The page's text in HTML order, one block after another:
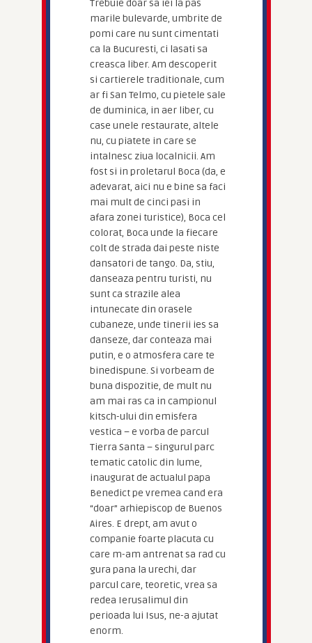
Trebuie doar sa iei la pas
marile bulevarde, umbrite de
pomi care nu sunt cimentati
ca la Bucuresti, ci lasati sa
creasca liber. Am descoperit
si cartierele traditionale, cum
ar fi San Telmo, cu pietele sale
de duminica, in aer liber, cu
case unele restaurate, altele
nu, cu piatete in care se
intalnesc ziua localnicii. Am
fost si in proletarul Boca (da, e
adevarat, aici nu e bine sa faci
mai mult de cinci pasi in
afara zonei turistice), Boca cel
colorat, Boca unde la fiecare
colt de strada dai peste niste
dansatori de tango. Da, stiu,
danseaza pentru turisti, nu
sunt ca strazile alea
intunecate din orasele
cubaneze, unde tinerii ies sa
danseze, dar conteaza mai
putin, e o atmosfera care te
binedispune. Si vorbeam de
buna dispozitie, de mult nu
am mai ras ca in campionul
kitsch-ului din emisfera
vestica – e vorba de parcul
Tierra Santa – singurul parc
tematic catolic din lume,
inaugurat de actualul papa
Benedict pe vremea cand era
“doar” arhiepiscop de Buenos
Aires. E drept, am avut o
companie foarte placuta cu
care m-am antrenat sa rad cu
gura pana la urechi, dar
parcul care, teoretic, vrea sa
redea Ierusalimul din
perioada lui Isus, ne-a ajutat
enorm.